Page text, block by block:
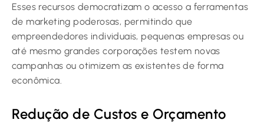
Esses recursos democratizam o acesso a ferramentas
de marketing poderosas, permitindo que
empreendedores individuais, pequenas empresas ou
até mesmo grandes corporações testem novas
campanhas ou otimizem as existentes de forma
econômica.
Redução de Custos e Orçamento